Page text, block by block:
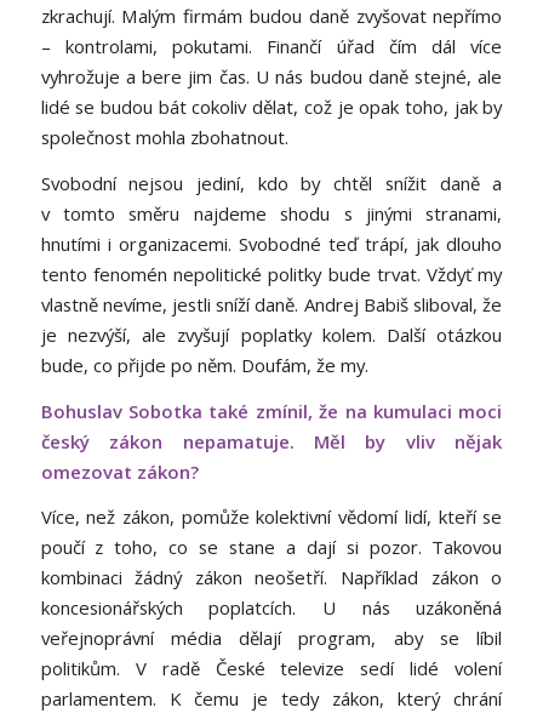
zkrachují. Malým firmám budou daně zvyšovat nepřímo
– kontrolami, pokutami. Finančí úřad čím dál více
vyhrožuje a bere jim čas. U nás budou daně stejné, ale
lidé se budou bát cokoliv dělat, což je opak toho, jak by
společnost mohla zbohatnout.
Svobodní nejsou jediní, kdo by chtěl snížit daně a
v tomto směru najdeme shodu s jinými stranami,
hnutími i organizacemi. Svobodné teď trápí, jak dlouho
tento fenomén nepolitické politky bude trvat. Vždyť my
vlastně nevíme, jestli sníží daně. Andrej Babiš sliboval, že
je nezvýší, ale zvyšují poplatky kolem. Další otázkou
bude, co přijde po něm. Doufám, že my.
Bohuslav Sobotka také zmínil, že na kumulaci moci
český zákon nepamatuje. Měl by vliv nějak
omezovat zákon?
Více, než zákon, pomůže kolektivní vědomí lidí, kteří se
poučí z toho, co se stane a dají si pozor. Takovou
kombinaci žádný zákon neošetří. Například zákon o
koncesionářských poplatcích. U nás uzákoněná
veřejnoprávní média dělají program, aby se líbil
politikům. V radě České televize sedí lidé volení
parlamentem. K čemu je tedy zákon, který chrání